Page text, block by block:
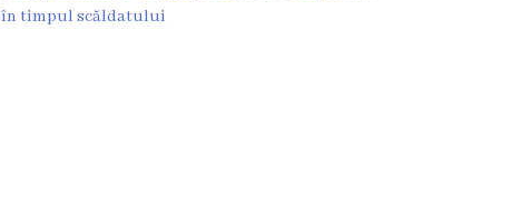
în timpul scăldatului